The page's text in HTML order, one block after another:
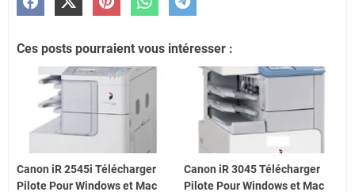
Ces posts pourraient vous intéresser :
Canon iR 2545i Télécharger
Pilote Pour Windows et Mac
Canon iR 3045 Télécharger
Pilote Pour Windows et Mac